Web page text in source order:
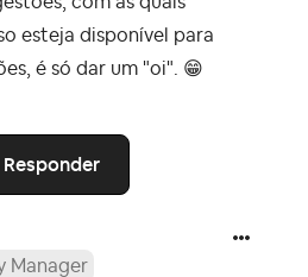
esteja disponível para
é só dar um "oi". 😁
Responder
Manager